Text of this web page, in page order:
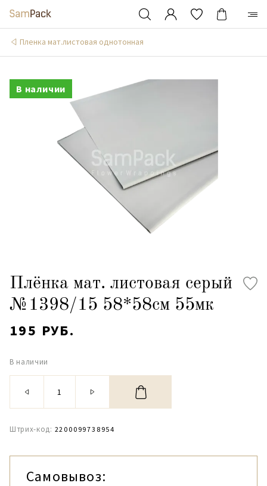
Пленка мат.листовая однотонная
В наличии
Плёнка мат. листовая серый
№1398/15 58*58см 55мк
195 РУБ.
В наличии
Штрих-код: 2200099738954
Самовывоз: